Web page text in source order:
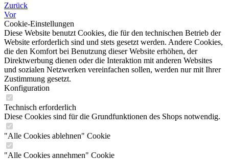
Zurück
Vor
Cookie-Einstellungen
Diese Website benutzt Cookies, die für den technischen Betrieb der
Website erforderlich sind und stets gesetzt werden. Andere Cookies,
die den Komfort bei Benutzung dieser Website erhöhen, der
Direktwerbung dienen oder die Interaktion mit anderen Websites
und sozialen Netzwerken vereinfachen sollen, werden nur mit Ihrer
Zustimmung gesetzt.
Konfiguration
Technisch erforderlich
Diese Cookies sind für die Grundfunktionen des Shops notwendig.
"Alle Cookies ablehnen" Cookie
"Alle Cookies annehmen" Cookie